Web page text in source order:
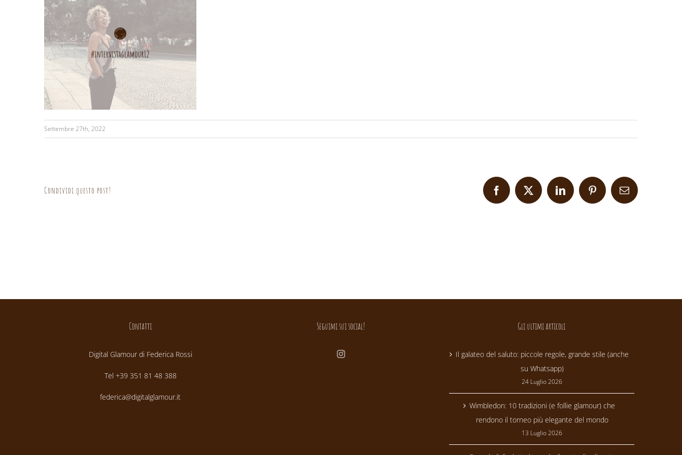
Settembre 27th, 2022
Condividi questo post! Facebook
X LinkedInPinterestEmail
Contatti
Digital Glamour di Federica Rossi
Tel +39 351 81 48 388
federica@digitalglamour.it
Seguimi sui social! Gli ultimi articoli
Il galateo del saluto: piccole regole, grande stile (anche
su Whatsapp)
24 Luglio 2026
Wimbledon: 10 tradizioni (e follie glamour) che
rendono il torneo più elegante del mondo
13 Luglio 2026